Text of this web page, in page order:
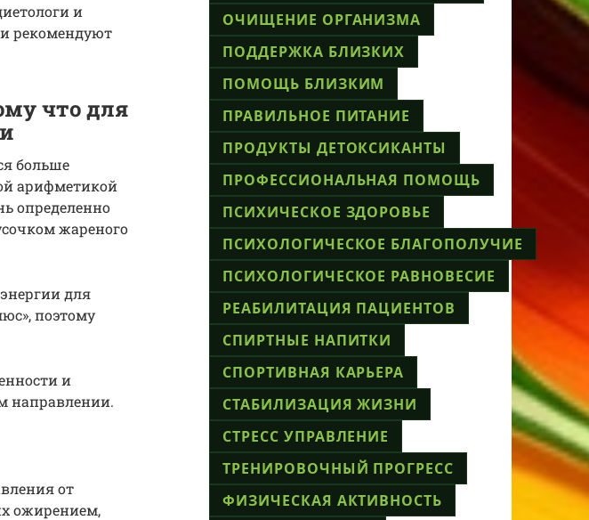
и
рекомендуют
что для
больше
арифметикой
определенно
жареного
для
поэтому
и
направлении.
от
ожирением,
ОЧИЩЕНИЕ ОРГАНИЗМА
ПОДДЕРЖКА БЛИЗКИХ
ПОМОЩЬ БЛИЗКИМ
ПРАВИЛЬНОЕ ПИТАНИЕ
ПРОДУКТЫ ДЕТОКСИКАНТЫ
ПРОФЕССИОНАЛЬНАЯ ПОМОЩЬ
ПСИХИЧЕСКОЕ ЗДОРОВЬЕ
ПСИХОЛОГИЧЕСКОЕ БЛАГОПОЛУЧИЕ
ПСИХОЛОГИЧЕСКОЕ РАВНОВЕСИЕ
РЕАБИЛИТАЦИЯ ПАЦИЕНТОВ
СПИРТНЫЕ НАПИТКИ
СПОРТИВНАЯ КАРЬЕРА
СТАБИЛИЗАЦИЯ ЖИЗНИ
СТРЕСС УПРАВЛЕНИЕ
ТРЕНИРОВОЧНЫЙ ПРОГРЕСС
ФИЗИЧЕСКАЯ АКТИВНОСТЬ